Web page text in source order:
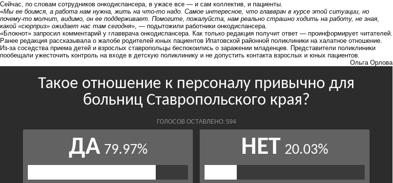
Сейчас, по словам сотрудников онкодиспансера, в ужасе все — и сам коллектив, и пациенты.
«Мы ее боимся, а работа нам нужна, жить на что-то надо. Самое интересное, что главврач в курсе этой ситуации, но
почему-то молчит, видимо, он ее поддерживает. Помогите, пожалуйста, нам реально страшно ходить на работу, не зная,
какой «сюрприз» ожидает нас там сегодня», — подытожили работники онкодиспансера.
«Блокнот» запросил комментарий у главврача онкодиспансера. Как только редакция получит ответ — проинформирует читателей.
Ранее редакция рассказывала о жалобе родителей юных пациентов Ипатовской районной поликлиники на халатное отношение.
Из-за соседства приема детей и взрослых ставропольцы беспокоились о заражении младенцев. Представители поликлиники
пообещали ужесточить контроль на входе в детскую поликлинику и не допустить контакта взрослых и юных пациентов.
Ольга Орлова